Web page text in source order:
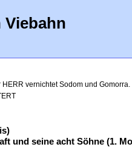
Viebahn
HERR vernichtet Sodom und
und seine acht Söhne (1.